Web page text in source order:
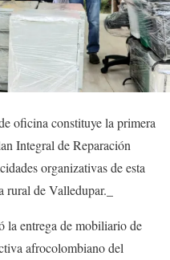
oficina constituye la primera
Integral de Reparación
organizativas de esta
de Valledupar._
la entrega de mobiliario de
afrocolombiano del